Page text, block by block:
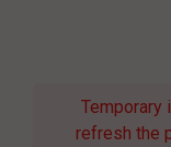
Temporary
refresh the